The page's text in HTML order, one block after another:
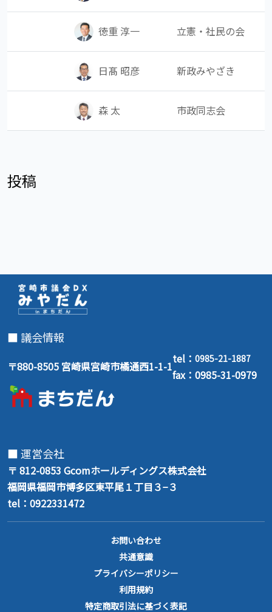
徳重 淳一 立憲・社民の会
日髙 昭彦 新政みやざき
森 太 市政同志会
投稿
■ 議会情報
〒880-8505 宮崎県宮崎市橘通西1-1-1
tel： 0985-21-1887
fax：0985-31-0979
■ 運営会社
〒 812-0853 Gcomホールディングス株式会社
福岡県福岡市博多区東平尾１丁目３−３
tel：0922331472
お問い合わせ
共通意識
プライバシーポリシー
利用規約
特定商取引法に基づく表記